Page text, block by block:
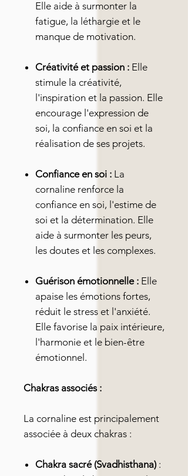
Elle aide à surmonter la
fatigue, la léthargie et le
manque de motivation.
Créativité et passion : Elle
stimule la créativité,
l'inspiration et la passion. Elle
encourage l'expression de
soi, la confiance en soi et la
réalisation de ses projets.
Confiance en soi : La
cornaline renforce la
confiance en soi, l'estime de
soi et la détermination. Elle
aide à surmonter les peurs,
les doutes et les complexes.
Guérison émotionnelle : Elle
apaise les émotions fortes,
réduit le stress et l'anxiété.
Elle favorise la paix intérieure,
l'harmonie et le bien-être
émotionnel.
Chakras associés :
La cornaline est principalement
associée à deux chakras :
Chakra sacré (Svadhisthana) :